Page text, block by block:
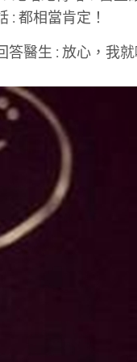
: 都相當肯定！
答醫生 : 放心，我